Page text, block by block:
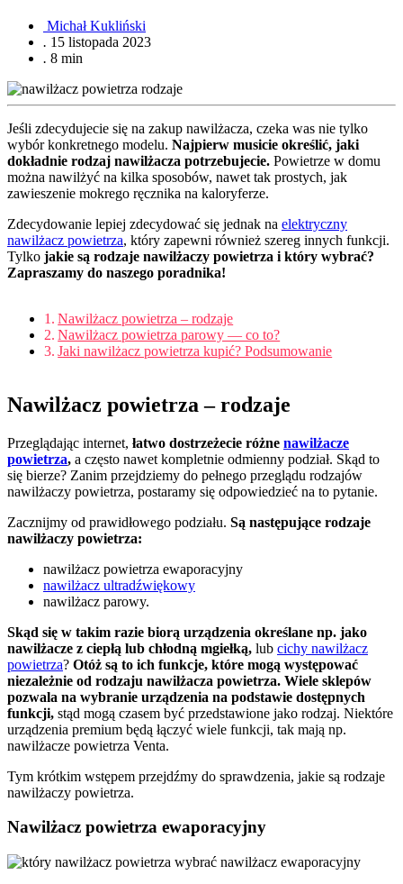
Michał Kukliński
. 15 listopada 2023
. 8 min
Jeśli zdecydujecie się na zakup nawilżacza, czeka was nie tylko
wybór konkretnego modelu. Najpierw musicie określić, jaki
dokładnie rodzaj nawilżacza potrzebujecie. Powietrze w domu
można nawilżyć na kilka sposobów, nawet tak prostych, jak
zawieszenie mokrego ręcznika na kaloryferze.
Zdecydowanie lepiej zdecydować się jednak na elektryczny
nawilżacz powietrza, który zapewni również szereg innych funkcji.
Tylko jakie są rodzaje nawilżaczy powietrza i który wybrać?
Zapraszamy do naszego poradnika!
Nawilżacz powietrza – rodzaje
Nawilżacz powietrza parowy — co to?
Jaki nawilżacz powietrza kupić? Podsumowanie
Nawilżacz powietrza – rodzaje
Przeglądając internet, łatwo dostrzeżecie różne nawilżacze
powietrza, a często nawet kompletnie odmienny podział. Skąd to
się bierze? Zanim przejdziemy do pełnego przeglądu rodzajów
nawilżaczy powietrza, postaramy się odpowiedzieć na to pytanie.
Zacznijmy od prawidłowego podziału. Są następujące rodzaje
nawilżaczy powietrza:
nawilżacz powietrza ewaporacyjny
nawilżacz ultradźwiękowy
nawilżacz parowy.
Skąd się w takim razie biorą urządzenia określane np. jako
nawilżacze z ciepłą lub chłodną mgiełką, lub cichy nawilżacz
powietrza? Otóż są to ich funkcje, które mogą występować
niezależnie od rodzaju nawilżacza powietrza. Wiele sklepów
pozwala na wybranie urządzenia na podstawie dostępnych
funkcji, stąd mogą czasem być przedstawione jako rodzaj. Niektóre
urządzenia premium będą łączyć wiele funkcji, tak mają np.
nawilżacze powietrza Venta.
Tym krótkim wstępem przejdźmy do sprawdzenia, jakie są rodzaje
nawilżaczy powietrza.
Nawilżacz powietrza ewaporacyjny